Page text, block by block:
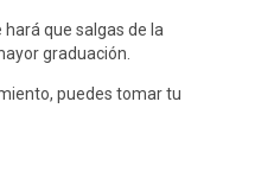
que salgas de la
graduación.
puedes tomar tu